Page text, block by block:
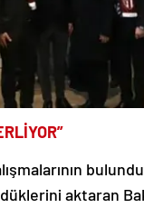
aktaran